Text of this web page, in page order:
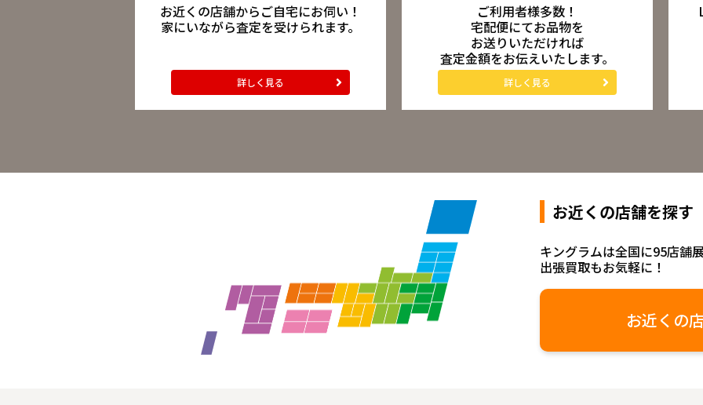
お近くの店舗からご自宅にお伺い！
家にいながら査定を受けられます。
詳しく見る
ご利用者様多数！
宅配便にてお品物を
お送りいただければ
査定金額をお伝えいたします。
詳しく見る
お近くの店舗を探す
キングラムは全国に95店舗
出張買取もお気軽に！
お近くの